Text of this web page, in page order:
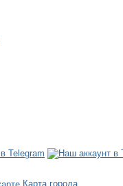
Карта города